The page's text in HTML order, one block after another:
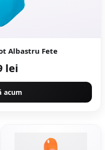
Albastru Fete
lei
acum